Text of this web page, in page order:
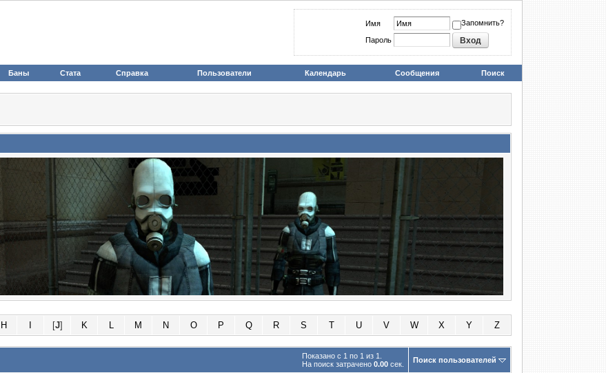
Имя Запомнить?
Пароль
Баны Стата Справка Пользователи Календарь Сообщения Поиск
H [J] K L M N O P Q R S T U V W X Y Z
Показано с 1 по 1 из 1.
На поиск затрачено 0.00 сек. Поиск пользователей